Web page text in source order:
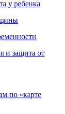
у ребенка
и защита от
по «карте